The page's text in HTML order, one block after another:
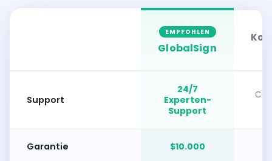
EMPFOHLEN
GlobalSign
Support
24/7
Experten-
Support
Garantie $10.000